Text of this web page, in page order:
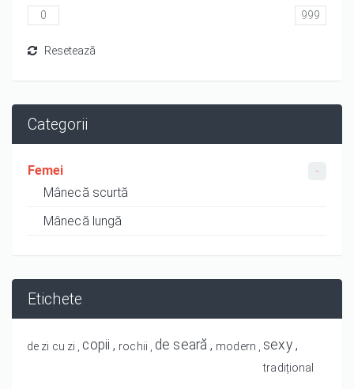
Categorii
Femei
Mânecă scurtă
Mânecă lungă
Etichete
de zi cu zi copii rochii de seară modern sexy
tradițional